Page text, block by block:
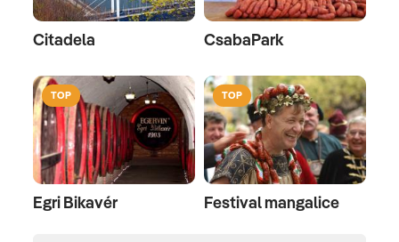
Citadela CsabaPark
TOP
Egri Bikavér
TOP
Festival mangalice